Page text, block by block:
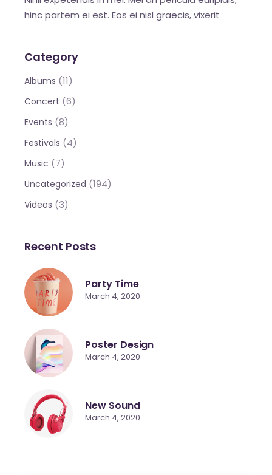
hinc partem ei est. Eos ei nisl graecis, vixerit
Category
Albums (11)
Concert (6)
Events (8)
Festivals (4)
Music (7)
Uncategorized (194)
Videos (3)
Recent Posts
Party Time
March 4, 2020
Poster Design
March 4, 2020
New Sound
March 4, 2020